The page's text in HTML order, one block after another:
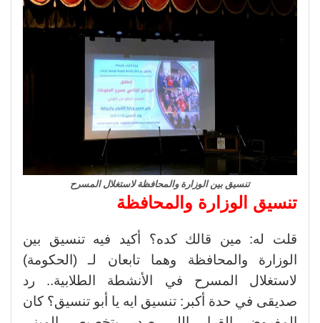
تنسيق بين الوزارة والمحافظة لاستغلال المسرح
تنسيق الوزارة والمحافظة
قلت له: مين قالك كده؟ أكيد فيه تنسيق بين
الوزارة والمحافظة وهما تابعان لـ (الحكومة)
لاستغلال المسرح في الأنشطة الطلابية.. رد
صديقى في حدة أكبر: تنسيق ايه يا أبو تنسيق؟ كان